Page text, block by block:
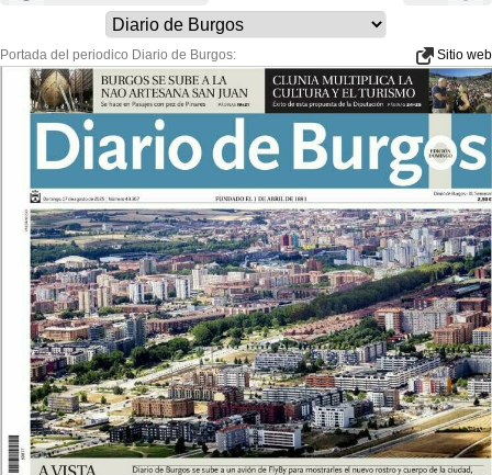
Portada del periodico Diario de Burgos: Sitio web